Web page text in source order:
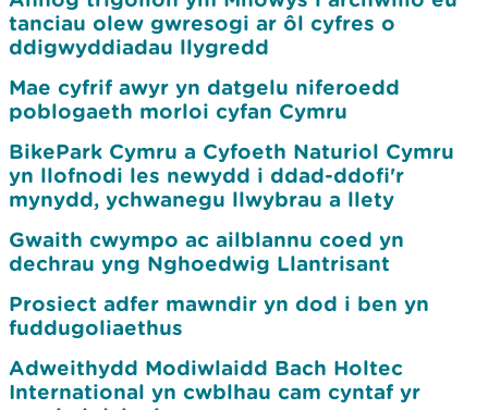
tanciau olew gwresogi ar ôl cyfres o
ddigwyddiadau llygredd
Mae cyfrif awyr yn datgelu niferoedd
poblogaeth morloi cyfan Cymru
BikePark Cymru a Cyfoeth Naturiol Cymru
yn llofnodi les newydd i ddad-ddofi'r
mynydd, ychwanegu llwybrau a llety
Gwaith cwympo ac ailblannu coed yn
dechrau yng Nghoedwig Llantrisant
Prosiect adfer mawndir yn dod i ben yn
fuddugoliaethus
Adweithydd Modiwlaidd Bach Holtec
International yn cwblhau cam cyntaf yr